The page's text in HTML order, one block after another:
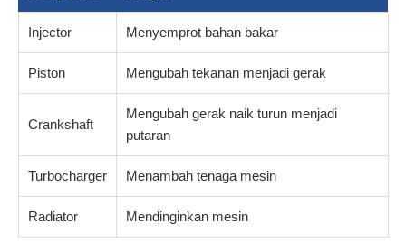
Injector Menyemprot bahan bakar
Piston Mengubah tekanan menjadi gerak
Crankshaft
Mengubah gerak naik turun menjadi
putaran
Turbocharger Menambah tenaga mesin
Radiator Mendinginkan mesin